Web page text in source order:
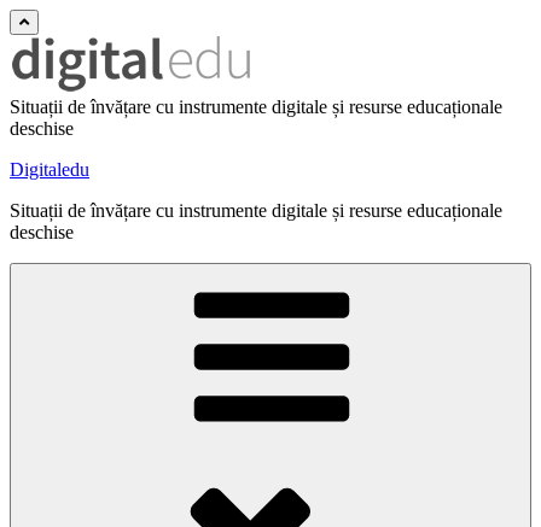
Situații de învățare cu instrumente digitale și resurse educaționale
deschise
Digitaledu
Situații de învățare cu instrumente digitale și resurse educaționale
deschise